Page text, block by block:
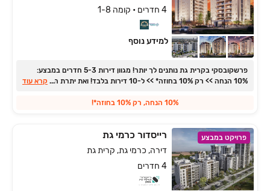
4 חדרים • קומה 1-8
למידע נוסף
פרשקובסקי בקרית גת נותנים לך יותר! מגוון דירות ‏3‏-‏5 חדרים במבצע:
‏10% הנחה >> רק ‏10% בחוזה* >> ל‏-‏10 דירות בלבד! ואת יתרת התשלום רק
... קרא עוד
10% הנחה, רק 10% בחוזה*!
פרויקט במבצע רייסדור כרמי גת
דירה, כרמי גת, קרית גת
4 חדרים